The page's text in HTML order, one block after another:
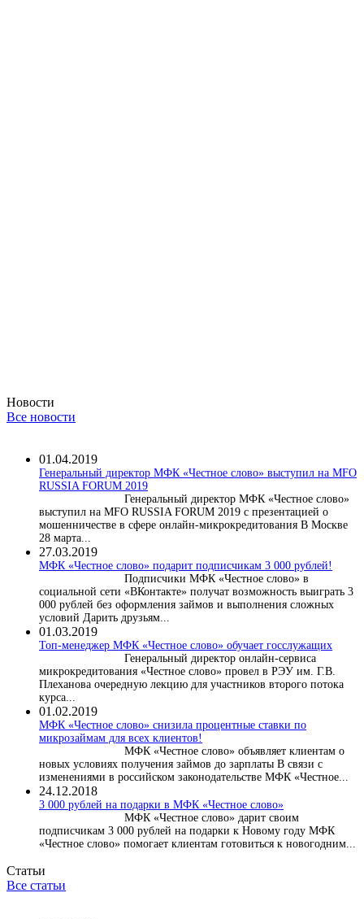
Новости
Все новости
01.04.2019
Генеральный директор МФК «Честное слово» выступил на MFO
RUSSIA FORUM 2019
Генеральный директор МФК «Честное слово»
выступил на MFO RUSSIA FORUM 2019 с презентацией о
мошенничестве в сфере онлайн-микрокредитования В Москве
28 марта...
27.03.2019
МФК «Честное слово» подарит подписчикам 3 000 рублей!
Подписчики МФК «Честное слово» в
социальной сети «ВКонтакте» получат возможность выиграть 3
000 рублей без оформления займов и выполнения сложных
условий Дарить друзьям...
01.03.2019
Топ-менеджер МФК «Честное слово» обучает госслужащих
Генеральный директор онлайн-сервиса
микрокредитования «Честное слово» провел в РЭУ им. Г.В.
Плеханова очередную лекцию для участников второго потока
курса...
01.02.2019
МФК «Честное слово» снизила процентные ставки по
микрозаймам для всех клиентов!
МФК «Честное слово» объявляет клиентам о
новых условиях получения займов до зарплаты В связи с
изменениями в российском законодательстве МФК «Честное...
24.12.2018
3 000 рублей на подарки в МФК «Честное слово»
МФК «Честное слово» дарит своим
подписчикам 3 000 рублей на подарки к Новому году МФК
«Честное слово» помогает клиентам готовиться к новогодним...
Статьи
Все статьи